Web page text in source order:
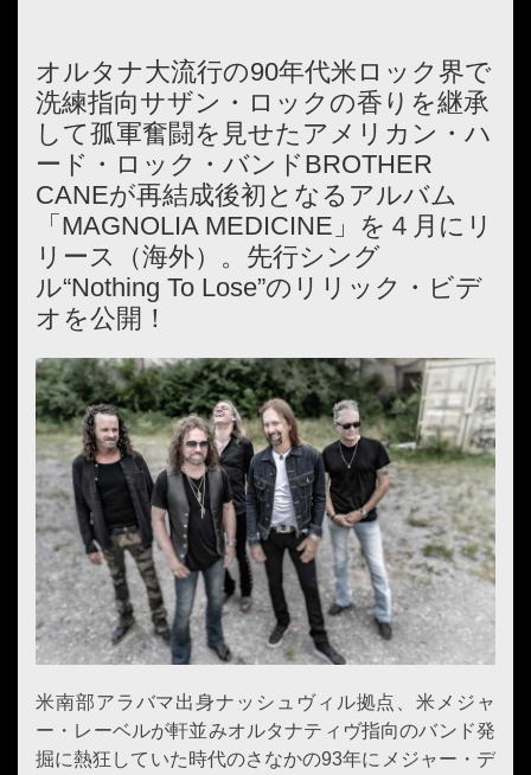
オルタナ大流行の90年代米ロック界で
洗練指向サザン・ロックの香りを継承
して孤軍奮闘を見せたアメリカン・ハ
ード・ロック・バンドBROTHER
CANEが再結成後初となるアルバム
「MAGNOLIA MEDICINE」を４月にリ
リース（海外）。先行シング
ル“Nothing To Lose”のリリック・ビデ
オを公開！
米南部アラバマ出身ナッシュヴィル拠点、米メジャ
ー・レーベルが軒並みオルタナティヴ指向のバンド発
掘に熱狂していた時代のさなかの93年にメジャー・デ